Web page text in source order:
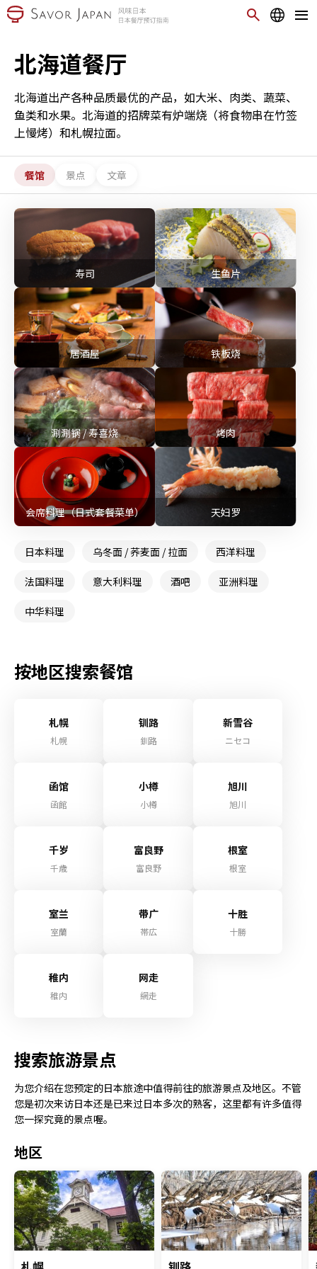
北海道餐厅
北海道出产各种品质最优的产品，如大米、肉类、蔬菜、
鱼类和水果。北海道的招牌菜有炉端烧（将食物串在竹签
上慢烤）和札幌拉面。
餐馆 景点 文章
寿司 生鱼片
居酒屋 铁板烧
涮涮锅 / 寿喜烧 烤肉
会席料理（日式套餐菜单） 天妇罗
日本料理 乌冬面 / 荞麦面 / 拉面 西洋料理
法国料理 意大利料理 酒吧 亚洲料理
中华料理
按地区搜索餐馆
札幌
札幌
钏路
釧路
新雪谷
ニセコ
函馆
函館
小樽
小樽
旭川
旭川
千岁
千歳
富良野
富良野
根室
根室
室兰
室蘭
带广
帯広
十胜
十勝
稚内
稚内
网走
網走
搜索旅游景点
为您介绍在您预定的日本旅途中值得前往的旅游景点及地区。不管
您是初次来访日本还是已来过日本多次的熟客，这里都有许多值得
您一探究竟的景点喔。
地区